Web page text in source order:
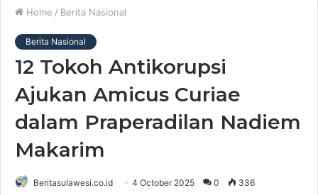
Home / Berita Nasional
Berita Nasional
12 Tokoh Antikorupsi
Ajukan Amicus Curiae
dalam Praperadilan Nadiem
Makarim
Beritasulawesi.co.id 4 October 2025 0 336